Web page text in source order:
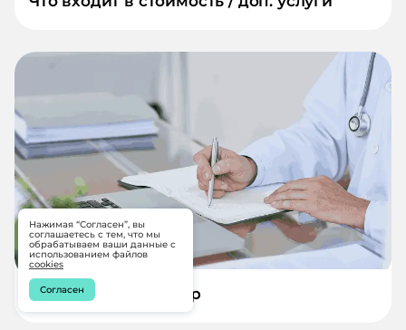
Медицинский центр
Нажимая “Согласен”, вы
соглашаетесь с тем, что мы
обрабатываем ваши данные с
использованием файлов
cookies
Согласен